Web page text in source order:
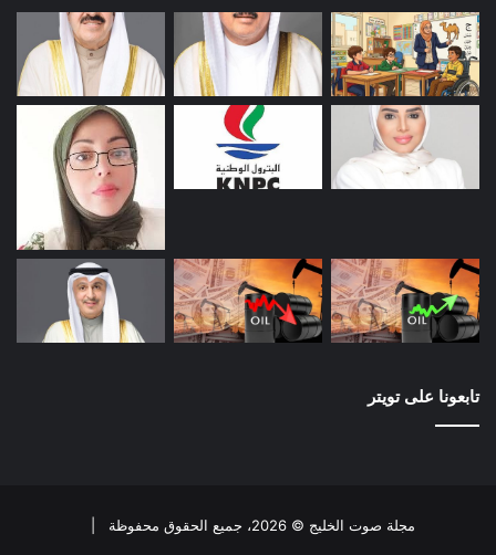
تابعونا على تويتر
مجلة صوت الخليج © 2026، جميع الحقوق محفوظة |